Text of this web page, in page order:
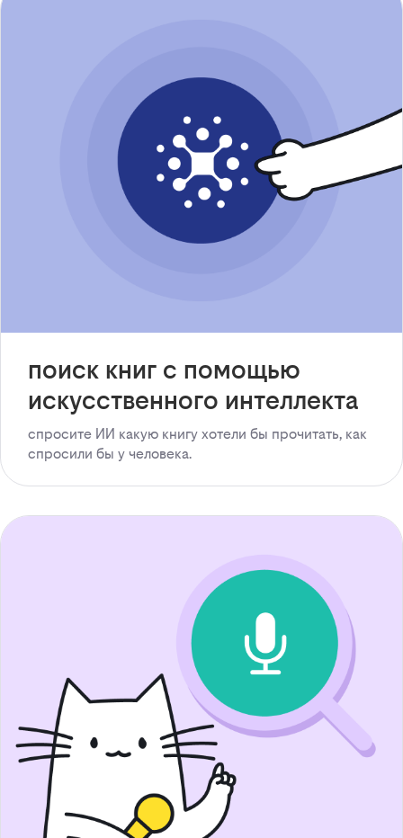
поиск книг с помощью
искусственного интеллекта
спросите ИИ какую книгу хотели бы прочитать, как
спросили бы у человека.